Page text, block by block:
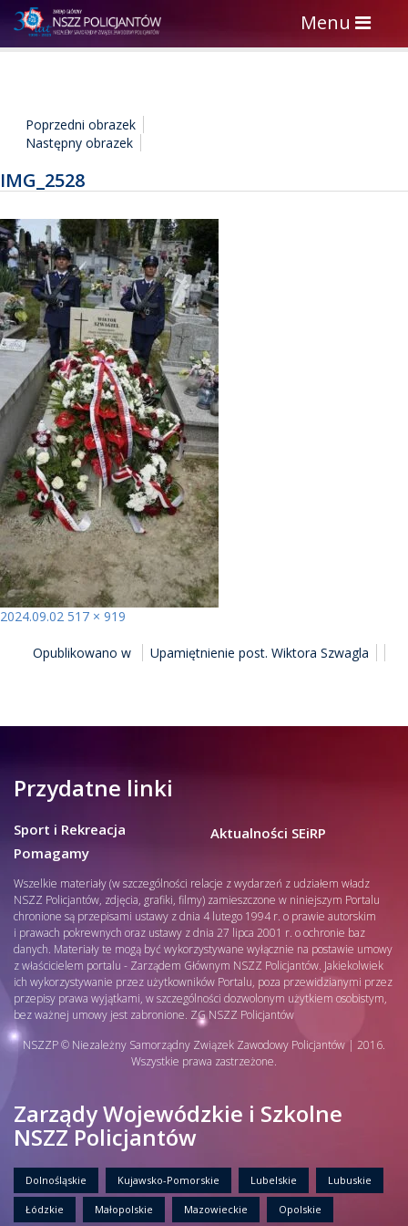
Toggle
navigation
Menu
Poprzedni obrazek
Następny obrazek
IMG_2528
Opublikowano
2024.09.02 Pełny
517 × 919
WPISUOpublikowano w Upamiętnienie post. Wiktora Szwagla
Przydatne linki
Sport i Rekreacja
Pomagamy
Aktualności SEiRP
Wszelkie materiały (w szczególności relacje z wydarzeń z udziałem władz
NSZZ Policjantów, zdjęcia, grafiki, filmy) zamieszczone w niniejszym Portalu
chronione są przepisami ustawy z dnia 4 lutego 1994 r. o prawie autorskim
i prawach pokrewnych oraz ustawy z dnia 27 lipca 2001 r. o ochronie baz
danych. Materiały te mogą być wykorzystywane wyłącznie na postawie umowy
z właścicielem portalu - Zarządem Głównym NSZZ Policjantów. Jakiekolwiek
ich wykorzystywanie przez użytkowników Portalu, poza przewidzianymi przez
przepisy prawa wyjątkami, w szczególności dozwolonym użytkiem osobistym,
bez ważnej umowy jest zabronione. ZG NSZZ Policjantów
NSZZP © Niezależny Samorządny Związek Zawodowy Policjantów | 2016.
Wszystkie prawa zastrzeżone.
Zarządy Wojewódzkie i Szkolne
NSZZ Policjantów
Dolnośląskie Kujawsko-Pomorskie Lubelskie Lubuskie
Łódzkie Małopolskie Mazowieckie Opolskie